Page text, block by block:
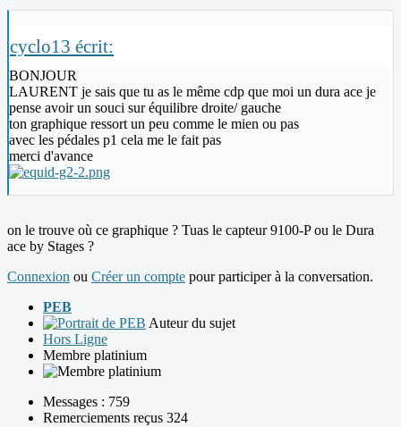
cyclo13 écrit:
BONJOUR
LAURENT je sais que tu as le même cdp que moi un dura ace je
pense avoir un souci sur équilibre droite/ gauche
ton graphique ressort un peu comme le mien ou pas
avec les pédales p1 cela me le fait pas
merci d'avance
on le trouve où ce graphique ? Tuas le capteur 9100-P ou le Dura
ace by Stages ?
Connexion ou Créer un compte pour participer à la conversation.
PEB
Auteur du sujet
Hors Ligne
Membre platinium
Messages : 759
Remerciements reçus 324